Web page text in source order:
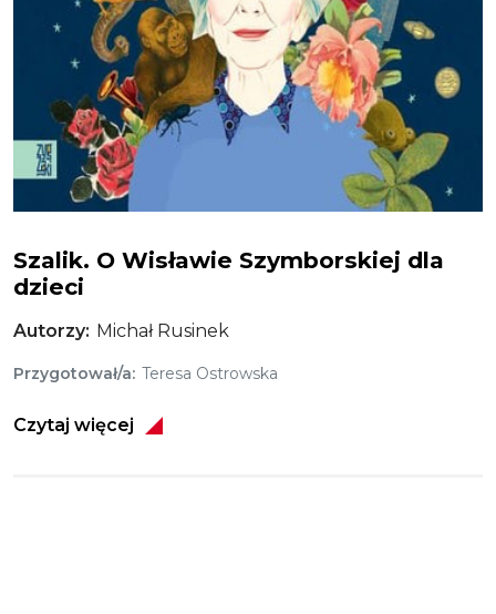
Szalik. O Wisławie Szymborskiej dla
dzieci
Autorzy Michał Rusinek
Przygotował/a Teresa Ostrowska
Czytaj więcej